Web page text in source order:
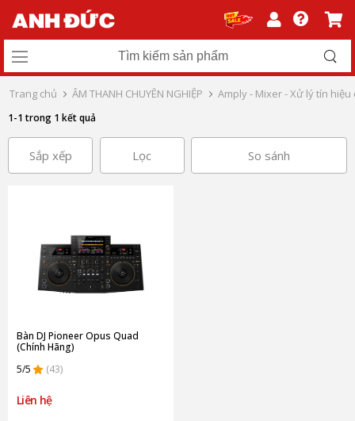
Trang chủ ÂM THANH CHUYÊN NGHIỆP Amply - Mixer - Xử lý tín
1-1 trong 1 kết quả
Sắp xếp Lọc So sánh
Bàn DJ Pioneer Opus Quad
(Chính Hãng)
5/5
(43)
Liên hệ